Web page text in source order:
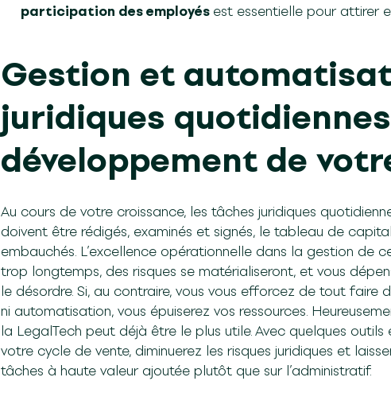
participation des employés est essentielle pour attirer
Gestion et
juridiques
développement de
Au cours de votre croissance, les tâches juridiques
doivent être rédigés, examinés et signés, le tableau de
embauchés. L’excellence opérationnelle dans la gestion de
trop longtemps, des risques se matérialiseront, et vous
le désordre. Si, au contraire, vous vous efforcez de tout faire
ni automatisation, vous épuiserez vos ressources.
la LegalTech peut déjà être le plus utile. Avec quelques
votre cycle de vente, diminuerez les risques juridiques et
tâches à haute valeur ajoutée plutôt que sur l’administratif.